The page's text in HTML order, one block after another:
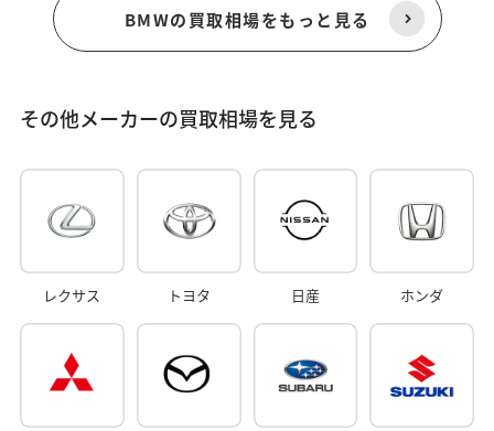
BMWの買取相場をもっと見る
その他メーカーの買取相場を見る
レクサス トヨタ 日産 ホンダ